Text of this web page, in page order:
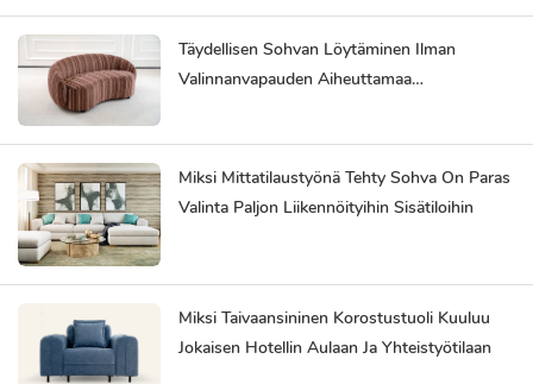
Täydellisen Sohvan Löytäminen Ilman
Valinnanvapauden Aiheuttamaa
Miksi Mittatilaustyönä Tehty Sohva On Paras
Valinta Paljon Liikennöityihin Sisätiloihin
Miksi Taivaansininen Korostustuoli Kuuluu
Jokaisen Hotellin Aulaan Ja Yhteistyötilaan